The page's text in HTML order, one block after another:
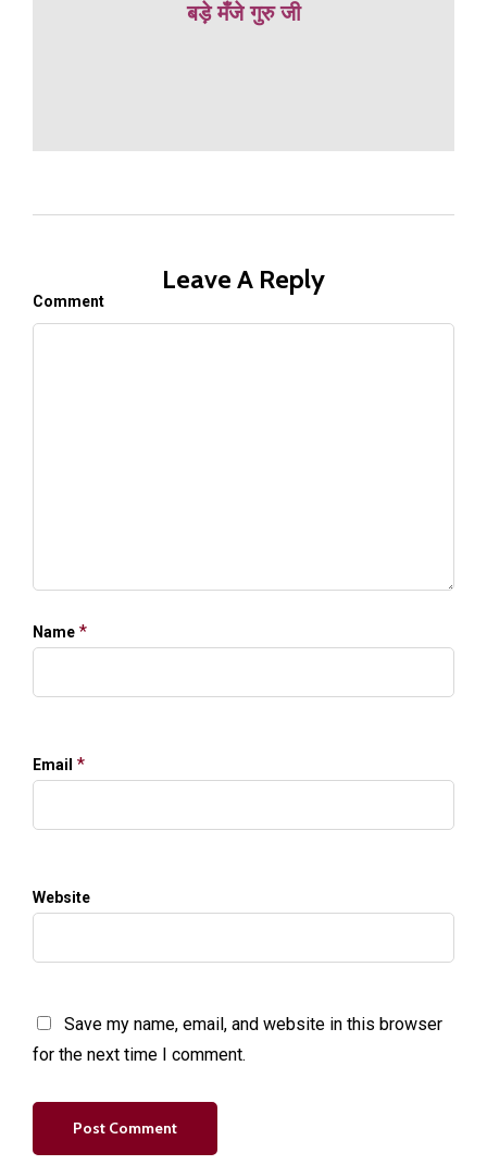
बड़े मँजे गुरु जी
Leave A Reply
Comment
Name *
Email *
Website
Save my name, email, and website in this browser
for the next time I comment.